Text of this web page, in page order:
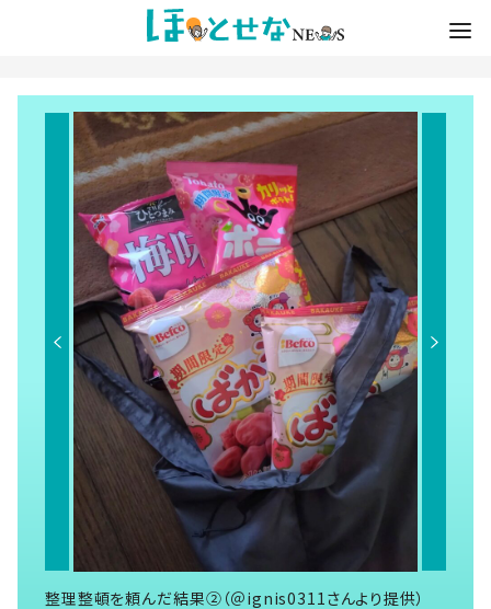
整理整頓を頼んだ結果②（＠ignis0311さんより提供）